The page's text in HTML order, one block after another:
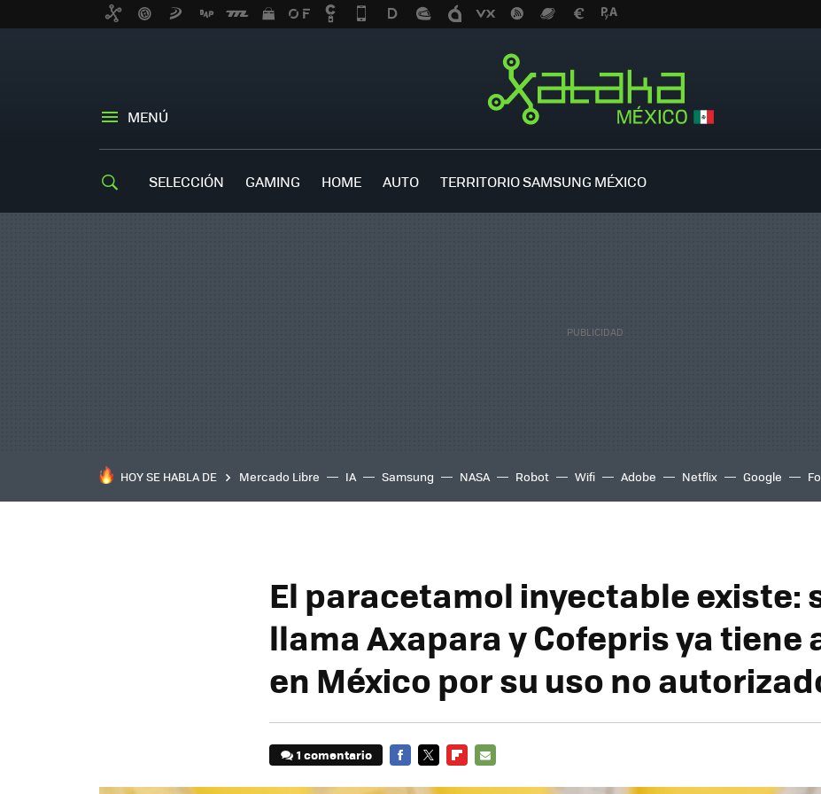
MENÚ
SELECCIÓN GAMING HOME AUTO TERRITORIO SAMSUNG MÉXICO
HOY SE HABLA DE Mercado Libre IA Samsung NASA Robot Wifi Adobe Netflix Google
El paracetamol inyectable existe:
llama Axapara y Cofepris ya tiene
en México por su uso no
1 comentario